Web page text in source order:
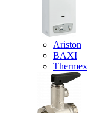
Ariston
BAXI
Thermex